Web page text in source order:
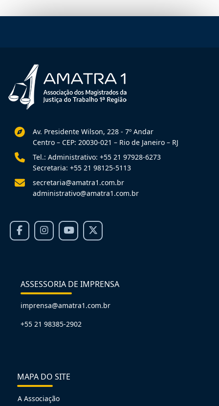
Av. Presidente Wilson, 228 - 7º Andar
Centro – CEP: 20030-021 – Rio de Janeiro – RJ
Tel.: Administrativo: +55 21 97928-6273
Secretaria: +55 21 98125-5113
secretaria@amatra1.com.br
administrativo@amatra1.com.br
ASSESSORIA DE IMPRENSA
imprensa@amatra1.com.br
+55 21 98385-2902
MAPA DO SITE
A Associação